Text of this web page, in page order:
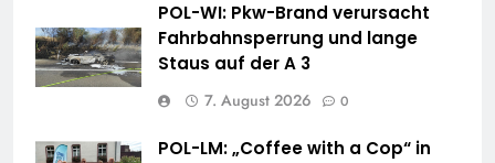
POL-WI: Pkw-Brand verursacht
Fahrbahnsperrung und lange
Staus auf der A 3
7. August 2026 0
POL-LM: „Coffee with a Cop“ in